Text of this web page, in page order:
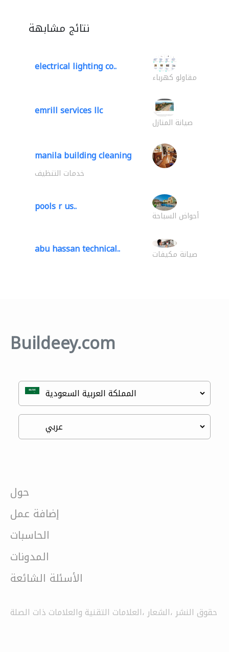
نتائج مشابهة
electrical lighting co..
مقاولو كهرباء
emrill services llc
صيانة المنازل
manila building cleaning
خدمات التنظيف
pools r us..
أحواض السباحة
abu hassan technical.. صيانة مكيفات
Buildeey.com
حول
إضافة عمل
الحاسبات
المدونات
الأسئلة الشائعة
حقوق النشر ،الشعار ،العلامات التقنية والعلامات ذات الصلة